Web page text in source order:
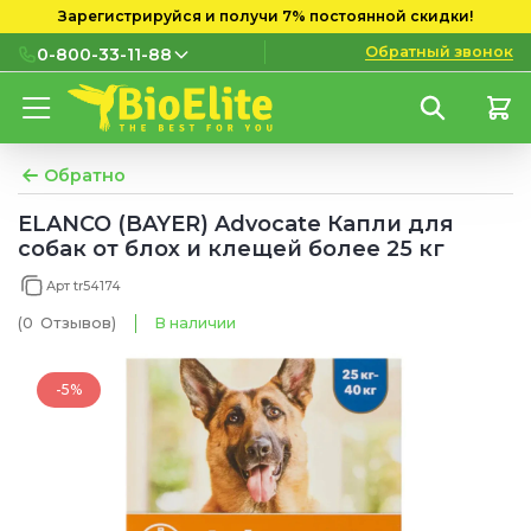
Зарегистрируйся и получи 7% постоянной скидки!
0-800-33-11-88
0-800-33-11-88
мобильных номеров
(097) 133 11 88
(095) 133 11 88
Обратный звонок
Обратно
ELANCO (BAYER) Advocate Капли для
собак от блох и клещей более 25 кг
Арт tr54174
(0 Отзывов) В наличии
-5%